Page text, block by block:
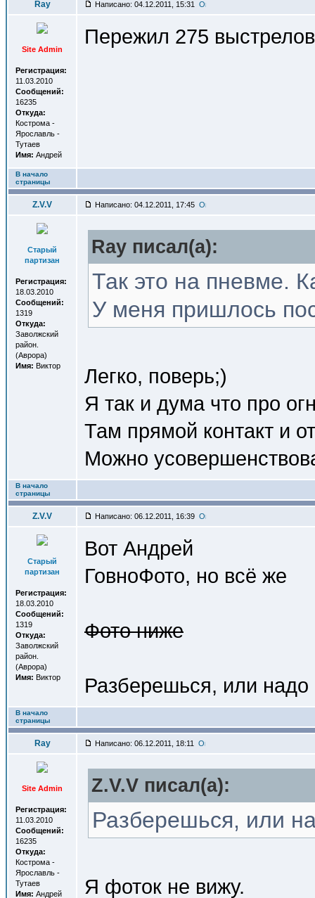
Ray Написано: 04.12.2011, 15:31
Site Admin
Регистрация:
11.03.2010
Сообщений:
16235
Откуда:
Кострома -
Ярославль -
Тутаев
Имя: Андрей
Пережил 275
В начало
страницы
Z.V.V Написано: 04.12.2011, 17:45
Старый
партизан
Регистрация:
18.03.2010
Сообщений:
1319
Откуда:
Заволжский
район.
(Аврора)
Имя: Виктор
Ray писал(a):
Так это на пневме.
У меня пришлось
Легко, поверь;)
Я так и дума что про
Там прямой контакт и
Можно
В начало
страницы
Z.V.V Написано: 06.12.2011, 16:39
Старый
партизан
Регистрация:
18.03.2010
Сообщений:
1319
Откуда:
Заволжский
район.
(Аврора)
Имя: Виктор
Вот Андрей
ГовноФото, но всё же
Фото ниже
Разберешься, или надо
В начало
страницы
Ray Написано: 06.12.2011, 18:11
Site Admin
Регистрация:
11.03.2010
Сообщений:
16235
Откуда:
Кострома -
Ярославль -
Тутаев
Имя: Андрей
Z.V.V писал(a):
Разберешься, или
Я фоток не вижу.